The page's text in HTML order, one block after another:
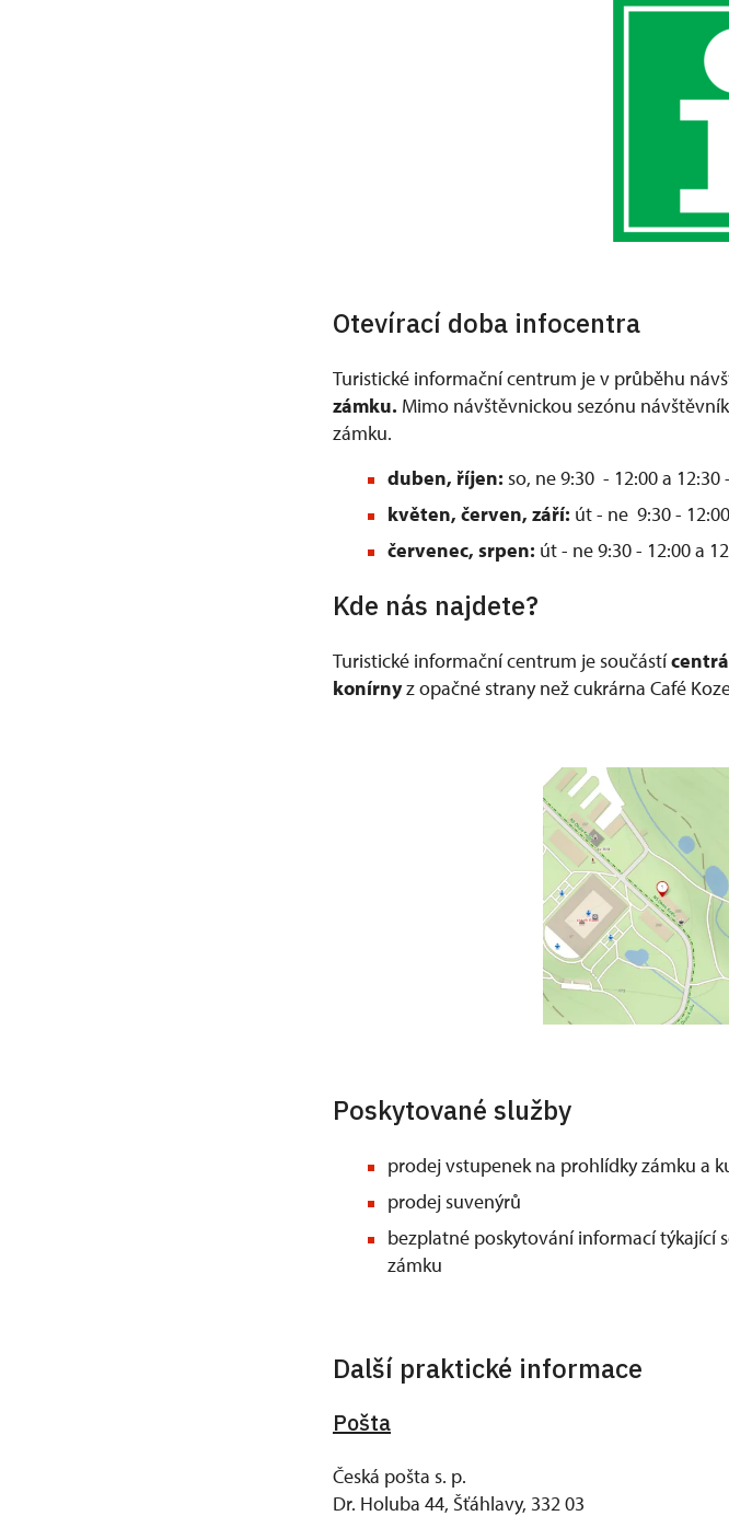
Otevírací doba infocentra
Turistické informační centrum je v průběhu
zámku. Mimo návštěvnickou sezónu
zámku.
duben, říjen: so, ne 9:30 - 12:00 a 12:30
květen, červen, září: út - ne 9:30 -
červenec, srpen: út - ne 9:30 - 12:00 a
Kde nás najdete?
Turistické informační centrum je součástí
konírnyz opačné strany než cukrárna Café
Poskytované služby
prodej vstupenek na prohlídky zámku a
prodej suvenýrů
bezplatné poskytování informací týkající
zámku
Další praktické informace
Pošta
Česká pošta s. p.
Dr. Holuba 44, Šťáhlavy, 332 03